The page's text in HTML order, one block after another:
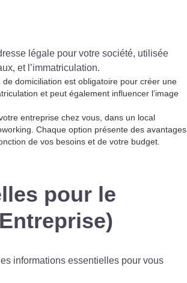
légale pour votre société, utilisée
et l’immatriculation.
de domiciliation est obligatoire pour créer une
et peut également influencer l’image
entreprise chez vous, dans un local
Chaque option présente des avantages
de vos besoins et de votre budget.
pour le
informations essentielles pour vous